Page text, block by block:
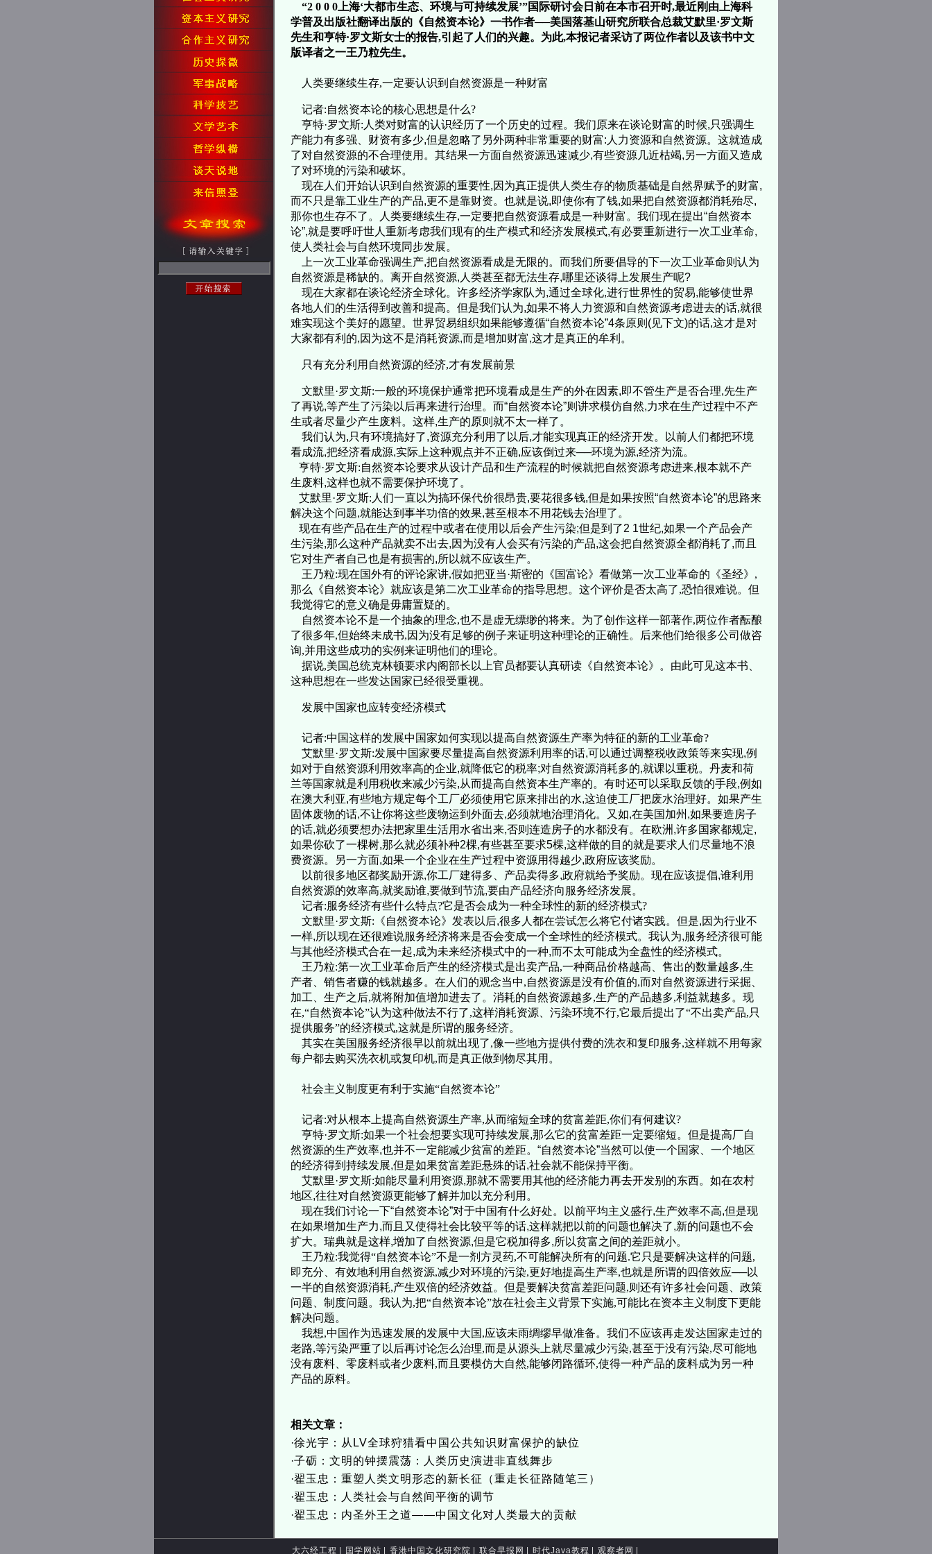
“2 0 0 0上海‘大都市生态、环境与可持续发展’”国际研讨会日前在本市召开时,最近刚由上海科
学普及出版社翻译出版的《自然资本论》一书作者──美国落基山研究所联合总裁艾默里·罗文斯
先生和亨特·罗文斯女士的报告,引起了人们的兴趣。为此,本报记者采访了两位作者以及该书中文
版译者之一王乃粒先生。
人类要继续生存,一定要认识到自然资源是一种财富
记者:自然资本论的核心思想是什么?
亨特·罗文斯: 人类对财富的认识经历了一个历史的过程。我们原来在谈论财富的时候,只强调生
产能力有多强、财资有多少,但是忽略了另外两种非常重要的财富:人力资源和自然资源。这就造成
了对自然资源的不合理使用。其结果一方面自然资源迅速减少,有些资源几近枯竭,另一方面又造成
了对环境的污染和破坏。
现在人们开始认识到自然资源的重要性,因为真正提供人类生存的物质基础是自然界赋予的财富,
而不只是靠工业生产的产品,更不是靠财资。也就是说,即使你有了钱,如果把自然资源都消耗殆尽,
那你也生存不了。人类要继续生存,一定要把自然资源看成是一种财富。我们现在提出“自然资本
论”,就是要呼吁世人重新考虑我们现有的生产模式和经济发展模式,有必要重新进行一次工业革命,
使人类社会与自然环境同步发展。
上一次工业革命强调生产,把自然资源看成是无限的。而我们所要倡导的下一次工业革命则认为
自然资源是稀缺的。离开自然资源,人类甚至都无法生存,哪里还谈得上发展生产呢?
现在大家都在谈论经济全球化。许多经济学家队为,通过全球化,进行世界性的贸易,能够使世界
各地人们的生活得到改善和提高。但是我们认为,如果不将人力资源和自然资源考虑进去的话,就很
难实现这个美好的愿望。世界贸易组织如果能够遵循“自然资本论”4条原则(见下文)的话,这才是对
大家都有利的,因为这不是消耗资源,而是增加财富,这才是真正的牟利。
只有充分利用自然资源的经济,才有发展前景
文默里·罗文斯:一般的环境保护通常把环境看成是生产的外在因素,即不管生产是否合理,先生产
了再说,等产生了污染以后再来进行治理。而“自然资本论”则讲求模仿自然,力求在生产过程中不产
生或者尽量少产生废料。这样,生产的原则就不太一样了。
我们认为,只有环境搞好了,资源充分利用了以后,才能实现真正的经济开发。以前人们都把环境
看成流,把经济看成源,实际上这种观点并不正确,应该倒过来──环境为源,经济为流。
亨特·罗文斯:自然资本论要求从设计产品和生产流程的时候就把自然资源考虑进来,根本就不产
生废料,这样也就不需要保护环境了。
艾默里·罗文斯: 人们一直以为搞环保代价很昂贵,要花很多钱,但是如果按照“自然资本论”的思路来
解决这个问题,就能达到事半功倍的效果,甚至根本不用花钱去治理了。
现在有些产品在生产的过程中或者在使用以后会产生污染;但是到了2 1世纪,如果一个产品会产
生污染,那么这种产品就卖不出去,因为没有人会买有污染的产品,这会把自然资源全都消耗了,而且
它对生产者自己也是有损害的,所以就不应该生产。
王乃粒:现在国外有的评论家讲,假如把亚当·斯密的《国富论》看做第一次工业革命的《圣经》,
那么《自然资本论》就应该是第二次工业革命的指导思想。这个评价是否太高了,恐怕很难说。但
我觉得它的意义确是毋庸置疑的。
自然资本论不是一个抽象的理念,也不是虚无缥缈的将来。为了创作这样一部著作,两位作者酝酿
了很多年,但始终未成书,因为没有足够的例子来证明这种理论的正确性。后来他们给很多公司做咨
询,并用这些成功的实例来证明他们的理论。
据说,美国总统克林顿要求内阁部长以上官员都要认真研读《自然资本论》。由此可见这本书、
这种思想在一些发达国家已经很受重视。
发展中国家也应转变经济模式
记者:中国这样的发展中国家如何实现以提高自然资源生产率为特征的新的工业革命?
艾默里·罗文斯:发展中国家要尽量提高自然资源利用率的话,可以通过调整税收政策等来实现,例
如对于自然资源利用效率高的企业,就降低它的税率;对自然资源消耗多的,就课以重税。丹麦和荷
兰等国家就是利用税收来减少污染,从而提高自然资本生产率的。有时还可以采取反馈的手段,例如
在澳大利亚,有些地方规定每个工厂必须使用它原来排出的水,这迫使工厂把废水治理好。如果产生
固体废物的话,不让你将这些废物运到外面去,必须就地治理消化。又如,在美国加州,如果要造房子
的话,就必须要想办法把家里生活用水省出来,否则连造房子的水都没有。在欧洲,许多国家都规定,
如果你砍了一棵树,那么就必须补种2棵,有些甚至要求5棵,这样做的目的就是要求人们尽量地不浪
费资源。另一方面,如果一个企业在生产过程中资源用得越少,政府应该奖励。
以前很多地区都奖励开源,你工厂建得多、产品卖得多,政府就给予奖励。现在应该提倡,谁利用
自然资源的效率高,就奖励谁,要做到节流,要由产品经济向服务经济发展。
记者:服务经济有些什么特点?它是否会成为一种全球性的新的经济模式?
文默里·罗文斯:《自然资本论》发表以后,很多人都在尝试怎么将它付诸实践。但是,因为行业不
一样,所以现在还很难说服务经济将来是否会变成一个全球性的经济模式。我认为,服务经济很可能
与其他经济模式合在一起,成为未来经济模式中的一种,而不太可能成为全盘性的经济模式。
王乃粒:第一次工业革命后产生的经济模式是出卖产品,一种商品价格越高、售出的数量越多,生
产者、销售者赚的钱就越多。在人们的观念当中,自然资源是没有价值的,而对自然资源进行采掘、
加工、生产之后,就将附加值增加进去了。消耗的自然资源越多,生产的产品越多,利益就越多。现
在,“自然资本论”认为这种做法不行了,这样消耗资源、污染环境不行,它最后提出了“不出卖产品,只
提供服务”的经济模式,这就是所谓的服务经济。
其实在美国服务经济很早以前就出现了,像一些地方提供付费的洗衣和复印服务,这样就不用每家
每户都去购买洗衣机或复印机,而是真正做到物尽其用。
社会主义制度更有利于实施“自然资本论”
记者:对从根本上提高自然资源生产率,从而缩短全球的贫富差距,你们有何建议?
亨特·罗文斯:如果一个社会想要实现可持续发展,那么它的贫富差距一定要缩短。但是提高厂自
然资源的生产效率,也并不一定能减少贫富的差距。“自然资本论”当然可以使一个国家、一个地区
的经济得到持续发展,但是如果贫富差距悬殊的话,社会就不能保持平衡。
艾默里·罗文斯:如能尽量利用资源,那就不需要用其他的经济能力再去开发别的东西。如在农村
地区,往往对自然资源更能够了解并加以充分利用。
现在我们讨论一下“自然资本论”对于中国有什么好处。以前平均主义盛行,生产效率不高,但是现
在如果增加生产力,而且又使得社会比较平等的话,这样就把以前的问题也解决了,新的问题也不会
扩大。瑞典就是这样,增加了自然资源,但是它税加得多,所以贫富之间的差距就小。
王乃粒:我觉得“自然资本论”不是一剂方灵药,不可能解决所有的问题.它只是要解决这样的问题,
即充分、有效地利用自然资源,减少对环境的污染,更好地提高生产率,也就是所谓的四倍效应──以
一半的自然资源消耗,产生双倍的经济效益。但是要解决贫富差距问题,则还有许多社会问题、政策
问题、制度问题。我认为,把“自然资本论”放在社会主义背景下实施,可能比在资本主义制度下更能
解决问题。
我想,中国作为迅速发展的发展中大国,应该未雨绸缪早做准备。我们不应该再走发达国家走过的
老路,等污染严重了以后再讨论怎么治理,而是从源头上就尽量减少污染,甚至于没有污染,尽可能地
没有废料、零废料或者少废料,而且要模仿大自然,能够闭路循环,使得一种产品的废料成为另一种
产品的原料。
相关文章：
·徐光宇：从LV全球狩猎看中国公共知识财富保护的缺位
·子砺：文明的钟摆震荡：人类历史演进非直线舞步
·翟玉忠：重塑人类文明形态的新长征（重走长征路随笔三）
·翟玉忠：人类社会与自然间平衡的调节
·翟玉忠：内圣外王之道——中国文化对人类最大的贡献
大六经工程 国学网站 香港中国文化研究院 联合早报网 时代Java教程 观察者网